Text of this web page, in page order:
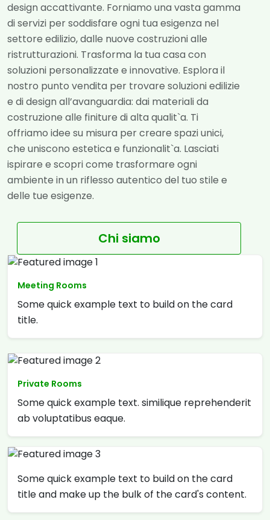
design accattivante. Forniamo una vasta gamma
di servizi per soddisfare ogni tua esigenza nel
settore edilizio, dalle nuove costruzioni alle
ristrutturazioni. Trasforma la tua casa con
soluzioni personalizzate e innovative. Esplora il
nostro punto vendita per trovare soluzioni edilizie
e di design all’avanguardia: dai materiali da
costruzione alle finiture di alta qualit`a. Ti
offriamo idee su misura per creare spazi unici,
che uniscono estetica e funzionalit`a. Lasciati
ispirare e scopri come trasformare ogni
ambiente in un riflesso autentico del tuo stile e
delle tue esigenze.
Chi siamo
Meeting Rooms
Some quick example text to build on the card
title.
Private Rooms
Some quick example text. similique reprehenderit
ab voluptatibus eaque.
Some quick example text to build on the card
title and make up the bulk of the card's content.